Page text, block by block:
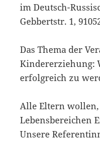
im Deutsch-
Gebbertstr. 1,
Das Thema der
Kindererziehung:
erfolgreich zu
Alle Eltern
Lebensbereichen
Unsere